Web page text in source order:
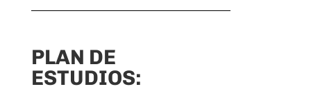
PLAN DE
ESTUDIOS: